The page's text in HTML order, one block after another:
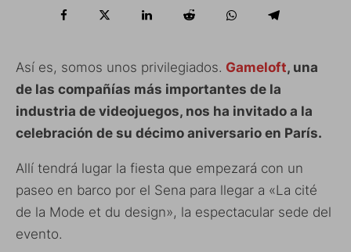
Así es, somos unos privilegiados. Gameloft, una
de las compañías más importantes de la
industria de videojuegos, nos ha invitado a la
celebración de su décimo aniversario en París.
Allí tendrá lugar la fiesta que empezará con un
paseo en barco por el Sena para llegar a «La cité
de la Mode et du design», la espectacular sede del
evento.